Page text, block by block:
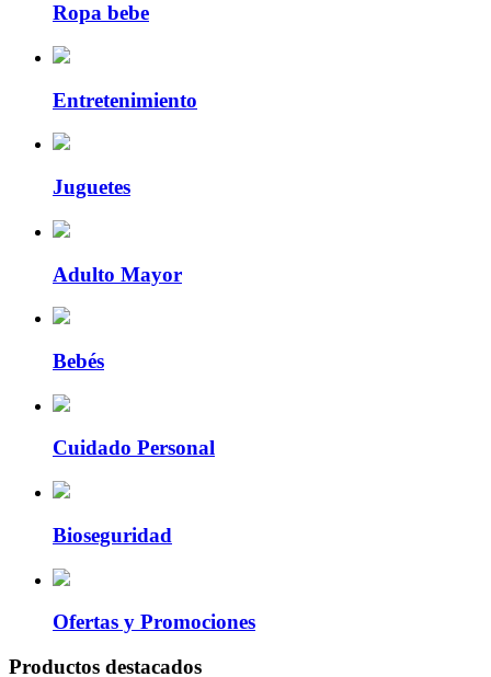
Ropa bebe
Entretenimiento
Juguetes
Adulto Mayor
Bebés
Cuidado Personal
Bioseguridad
Ofertas y Promociones
Productos destacados